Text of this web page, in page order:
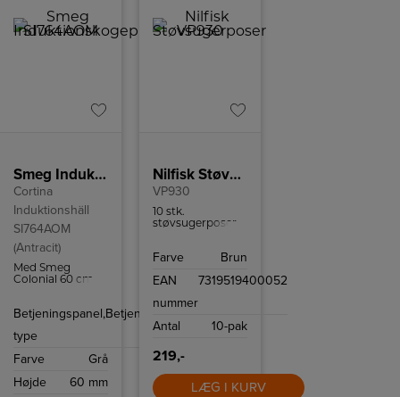
Smeg Induktionskogeplade SI764AOM
Cortina
Induktionshäll
SI764AOM
(Antracit)
Med Smeg
Colonial 60 cm
du tilberede mad
takket være 4
og flere intuitive
Quickstart og
Betjeningspanel,
type
Betjeningsknapper
Farve
Grå
Højde
60 mm
Nilfisk Støvsugerposer
VP930
10 stk.
støvsugerposer
GD930.
Farve
Brun
EAN
nummer
7319519400052
Antal 10-pak
219,-
LÆG I KURV